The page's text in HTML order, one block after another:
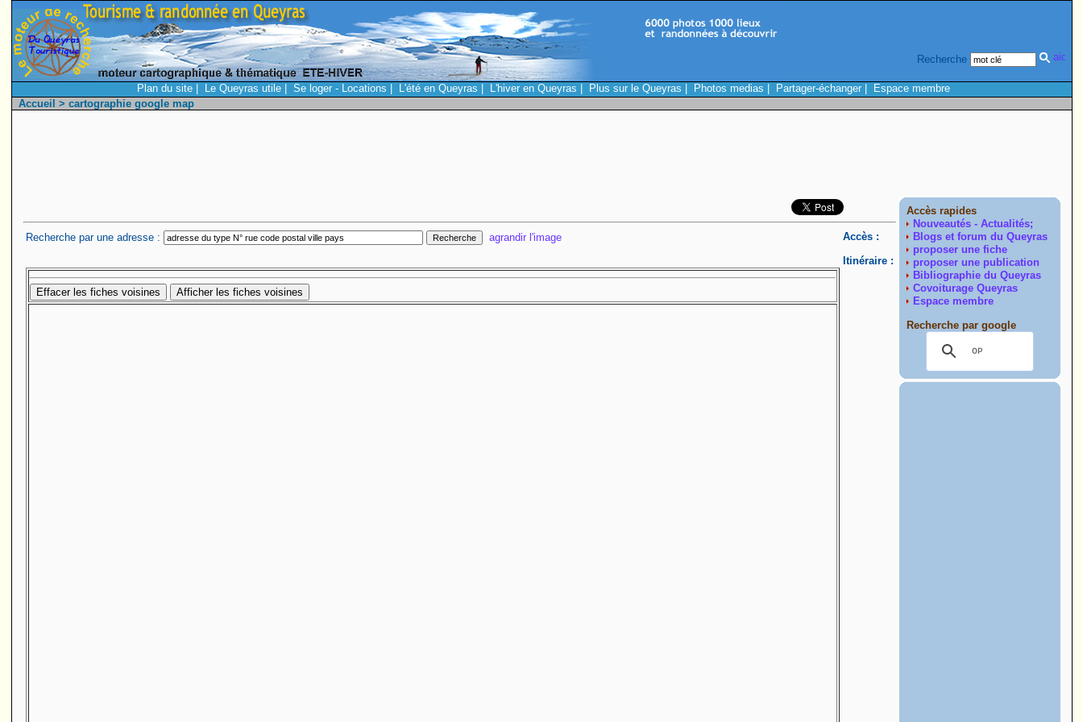
Recherche
Plan du site| Le Queyras utile| Se loger - Locations L'été en Queyras L'hiver en Queyras Plus sur le Queyras Photos medias Partager-échanger|
Espace membre
Accueil > cartographie google map
Recherche par une adresse : agrandir l'image
Accès :
Itinéraire :
Accès rapides
Nouveautés - Actualités;
Blogs et forum du Queyras
proposer une fiche
proposer une publication
Bibliographie du Queyras
Covoiturage Queyras
Espace membre
Recherche par google